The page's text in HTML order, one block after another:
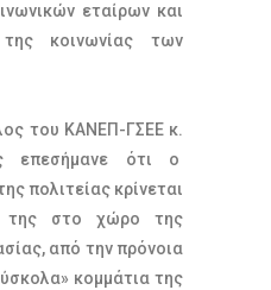
εταίρων και
κοινωνίας των
του ΚΑΝΕΠ-ΓΣΕΕ κ.
επεσήμανε ότι ο
πολιτείας κρίνεται
της στο χώρο της
από την πρόνοια
κομμάτια της